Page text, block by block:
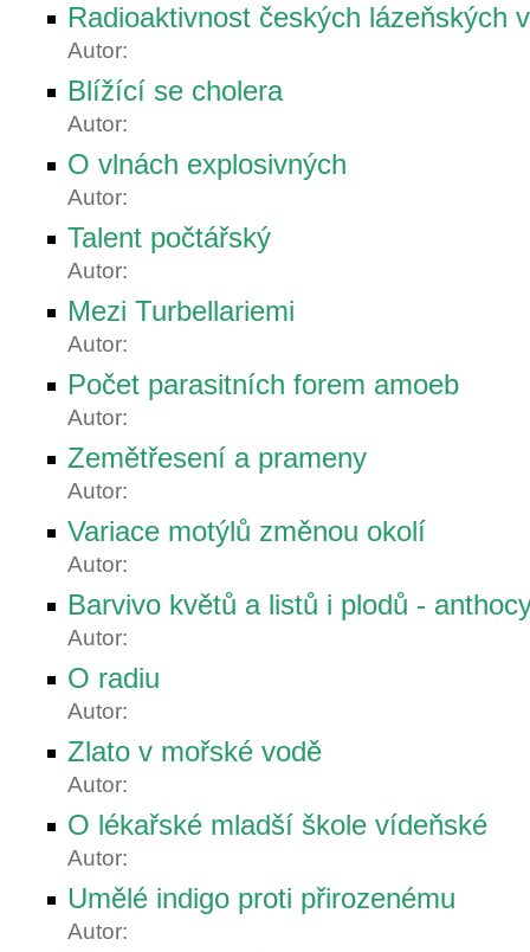
Radioaktivnost českých lázeňských
Autor:
Blížící se cholera
Autor:
O vlnách explosivných
Autor:
Talent počtářský
Autor:
Mezi Turbellariemi
Autor:
Počet parasitních forem amoeb
Autor:
Zemětřesení a prameny
Autor:
Variace motýlů změnou okolí
Autor:
Barvivo květů a listů i plodů -
Autor:
O radiu
Autor:
Zlato v mořské vodě
Autor:
O lékařské mladší škole vídeňské
Autor:
Umělé indigo proti přirozenému
Autor: